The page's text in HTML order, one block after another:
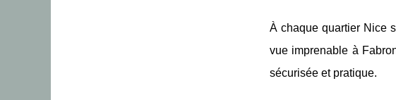
À chaque quartier Nice
vue imprenable à
sécurisée et pratique.